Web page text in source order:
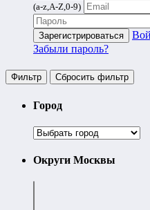
(a-z,A-Z,0-9)
Забыли пароль?
Фильтр Cбросить фильтр
Город
Округи Москвы